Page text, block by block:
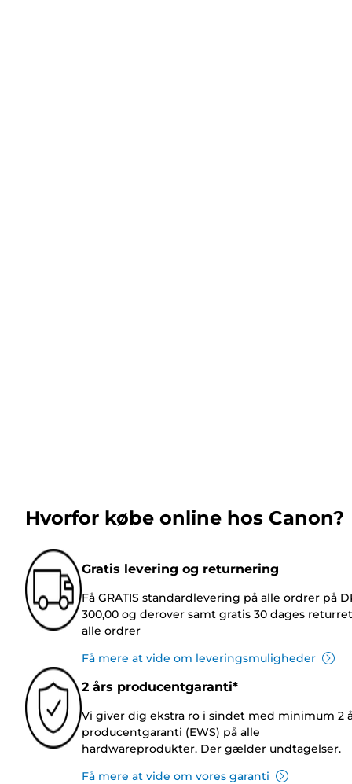
Hvorfor købe online hos Canon?
Gratis levering og returnering
Få GRATIS standardlevering på alle ordrer på
300,00 og derover samt gratis 30 dages
alle ordrer
Få mere at vide om leveringsmuligheder
2 års producentgaranti*
Vi giver dig ekstra ro i sindet med minimum 2
producentgaranti (EWS) på alle
hardwareprodukter. Der gælder undtagelser.
Få mere at vide om vores garanti